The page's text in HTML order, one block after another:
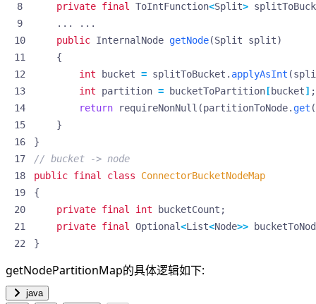
private final ToIntFunction<Split>
...
...
public InternalNode getNode(Split split)
{
int
bucket = splitToBucket . applyAsInt (
int
partition = bucketToPartition [bucket] ;
return
requireNonNull (partitionToNode. get (
}
}
// bucket -> node
public final class
ConnectorBucketNodeMap
{
private final int bucketCount ;
private final Optional<List<Node>>
}
getNodePartitionMap的具体逻辑如下:
java